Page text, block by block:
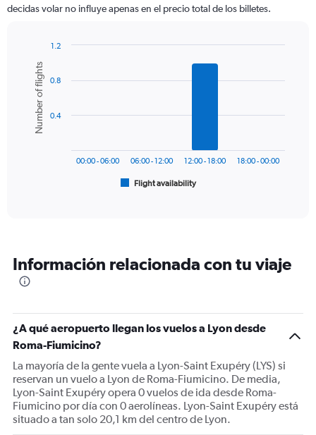
The
axis
displaying
values.
Range:
decidas volar no influye apenas en el precio total de los billetes.
chart
with
bars.
The
categories.
The
Y
axis
displaying
Number
of
flights.
Range:
0
Chart
graphic.
Number of flights
Flight availability
00:00 - 06:00 06:00 - 12:00 12:00 - 18:00 18:00 - 00:00
0.4
0.8
1.2
Información relacionada con tu viaje
¿A qué aeropuerto llegan los vuelos a Lyon desde
Roma-Fiumicino?
La mayoría de la gente vuela a Lyon-Saint Exupéry (LYS) si
reservan un vuelo a Lyon de Roma-Fiumicino. De media,
Lyon-Saint Exupéry opera 0 vuelos de ida desde Roma-
Fiumicino por día con 0 aerolíneas. Lyon-Saint Exupéry está
situado a tan solo 20,1 km del centro de Lyon.